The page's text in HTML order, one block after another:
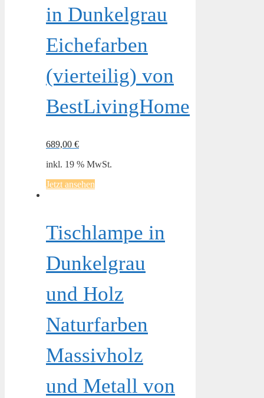
in Dunkelgrau
Eichefarben
(vierteilig) von
BestLivingHome
689,00 €
inkl. 19 % MwSt.
Jetzt ansehen
Tischlampe in
Dunkelgrau
und Holz
Naturfarben
Massivholz
und Metall von